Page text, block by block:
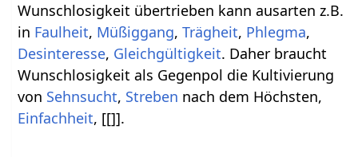
Wunschlosigkeit übertrieben kann ausarten z.B.
in Faulheit, Müßiggang,Trägheit, Phlegma,
Desinteresse, Gleichgültigkeit. Daher braucht
Wunschlosigkeit als Gegenpol die Kultivierung
von Sehnsucht, Streben nach dem Höchsten,
Einfachheit, [[]].